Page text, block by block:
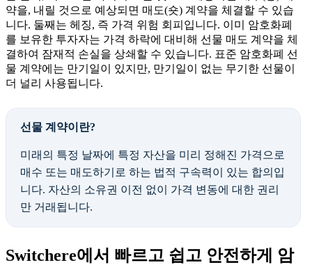
약을, 내릴 것으로 예상되면 매도(숏) 계약을 체결할 수 있습
니다. 둘째는 헤징, 즉 가격 위험 회피입니다. 이미 암호화폐
를 보유한 투자자는 가격 하락에 대비해 선물 매도 계약을 체
결하여 잠재적 손실을 상쇄할 수 있습니다. 표준 암호화폐 선
물 계약에는 만기일이 있지만, 만기일이 없는 무기한 선물이
더 널리 사용됩니다.
선물 계약이란?
미래의 특정 날짜에 특정 자산을 미리 정해진 가격으로
매수 또는 매도하기로 하는 법적 구속력이 있는 합의입
니다. 자산의 소유권 이전 없이 가격 변동에 대한 권리
만 거래됩니다.
Switchere에서 빠르고 쉽고 안전하게 암